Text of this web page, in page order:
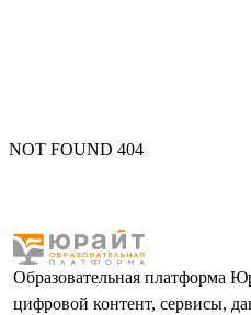
NOT FOUND 404
Образовательная платформа
цифровой контент, сервисы,